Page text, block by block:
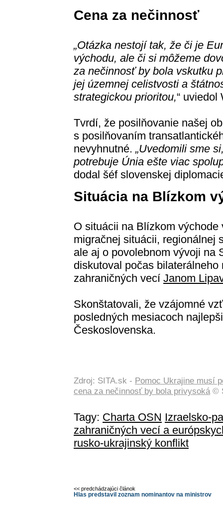
Cena za nečinnosť
„Otázka nestojí tak, že či je
východu, ale či si môžeme
za nečinnosť by bola vskutku
jej územnej celistvosti a
strategickou prioritou,“ uviedol
Tvrdí, že posilňovanie našej
s posilňovaním
nevyhnutné. „Uvedomili sme
potrebuje Únia ešte viac
dodal šéf slovenskej
Situácia na Blízkom
O situácii na Blízkom
migračnej situácii, regionálnej
ale aj o povolebnom vývoji na
diskutoval počas
zahraničných vecí Janom
Skonštatovali, že vzájomné
posledných mesiacoch
Československa.
Zdroj: SITA.sk - Pomoc Ukrajine musí
cena za nečinnosť by bola privysoká ©
Tagy: Charta OSN Izraelsko-
zahraničných vecí a
rusko-ukrajinský konflikt
<< predchádzajúci článok
Hlas predstavil zoznam nominantov na ministrov